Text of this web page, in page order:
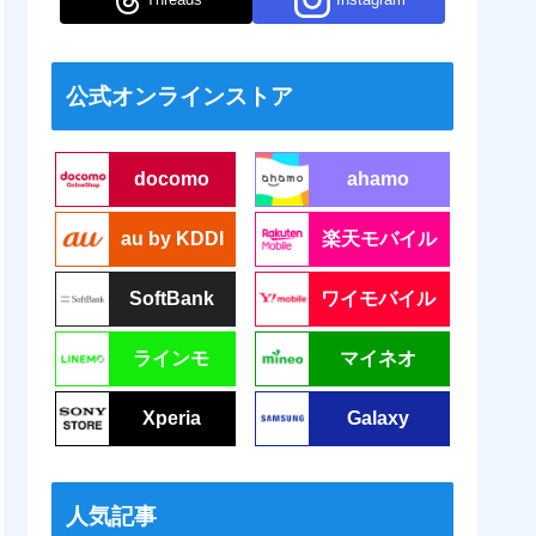
公式オンラインストア
docomo ahamo
au by KDDI 楽天モバイル
SoftBank ワイモバイル
ラインモ マイネオ
Xperia Galaxy
人気記事